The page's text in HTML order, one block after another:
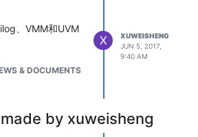
、VMM和UVM
& DOCUMENTS
X
XUWEISHENG
JUN 5, 2017,
9:40 AM
by xuweisheng